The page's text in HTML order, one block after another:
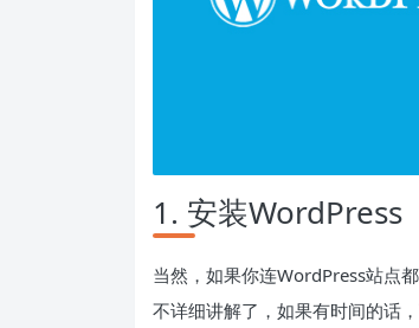
1. 安装WordPress
当然，如果你连WordPress站点
不详细讲解了，如果有时间的话